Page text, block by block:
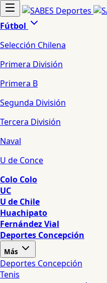
Fútbol
Selección Chilena
Primera División
Primera B
Segunda División
Tercera División
Naval
U de Conce
Colo Colo
UC
U de Chile
Huachipato
Fernández Vial
Deportes Concepción
Más
Deportes Concepción
Tenis